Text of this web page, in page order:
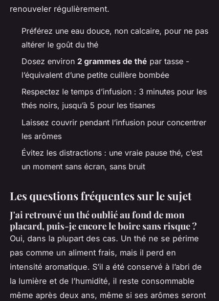
renouveler régulièrement.
Préférez une eau douce, non calcaire, pour ne pas
altérer le goût du thé
Dosez environ 2 grammes de thé par tasse -
l’équivalent d’une petite cuillère bombée
Respectez le temps d’infusion : 3 minutes pour les
thés noirs, jusqu’à 5 pour les tisanes
Laissez couvrir pendant l’infusion pour concentrer
les arômes
Évitez les distractions : une vraie pause thé, c’est
un moment sans écran, sans bruit
Les questions fréquentes sur le sujet
J'ai retrouvé un thé oublié au fond de mon
placard, puis-je encore le boire sans risque ?
Oui, dans la plupart des cas. Un thé ne se périme
pas comme un aliment frais, mais il perd en
intensité aromatique. S’il a été conservé à l’abri de
la lumière et de l’humidité, il reste consommable
même après deux ans, même si ses arômes seront